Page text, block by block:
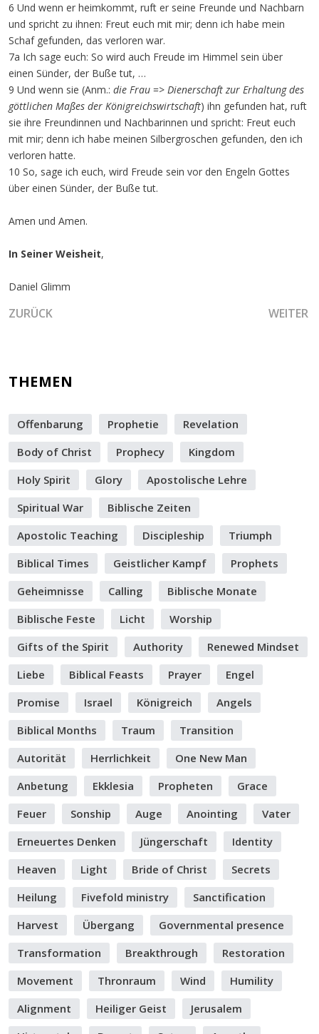
6 Und wenn er heimkommt, ruft er seine Freunde und Nachbarn
und spricht zu ihnen: Freut euch mit mir; denn ich habe mein
Schaf gefunden, das verloren war.
7a Ich sage euch: So wird auch Freude im Himmel sein über
einen Sünder, der Buße tut, …
9 Und wenn sie (Anm.: die Frau => Dienerschaft zur Erhaltung des
göttlichen Maßes der Königreichswirtschaft) ihn gefunden hat, ruft
sie ihre Freundinnen und Nachbarinnen und spricht: Freut euch
mit mir; denn ich habe meinen Silbergroschen gefunden, den ich
verloren hatte.
10 So, sage ich euch, wird Freude sein vor den Engeln Gottes
über einen Sünder, der Buße tut.
Amen und Amen.
In Seiner Weisheit,
Daniel Glimm
VORHERIGER BEITRAG: DIE HINGABE, DIE ZUR
ZURÜCK WEITER
THEMEN
Offenbarung Prophetie
Revelation
Body of Christ
Prophecy
Kingdom
Holy Spirit
Glory
Apostolische Lehre
Spiritual War
Biblische Zeiten
Apostolic Teaching
Discipleship
Triumph
Biblical Times
Geistlicher Kampf
Prophets
Geheimnisse
Calling
Biblische Monate
Biblische Feste
Licht
Worship
Gifts of the Spirit
Authority
Renewed Mindset
Liebe
Biblical Feasts Prayer
Engel
Promise
Israel Königreich
Angels
Biblical Months
Traum
Transition
Autorität
Herrlichkeit
One New Man
Anbetung
Ekklesia Propheten
Grace
Feuer
Sonship Auge Anointing
Vater
Erneuertes Denken
Jüngerschaft
Identity
Heaven
Light Bride of Christ
Secrets
Heilung
Fivefold ministry
Sanctification
Harvest
Übergang
Governmental presence
Transformation
Breakthrough
Restoration
Movement
Thronraum Wind
Humility
Alignment
Heiliger Geist
Jerusalem